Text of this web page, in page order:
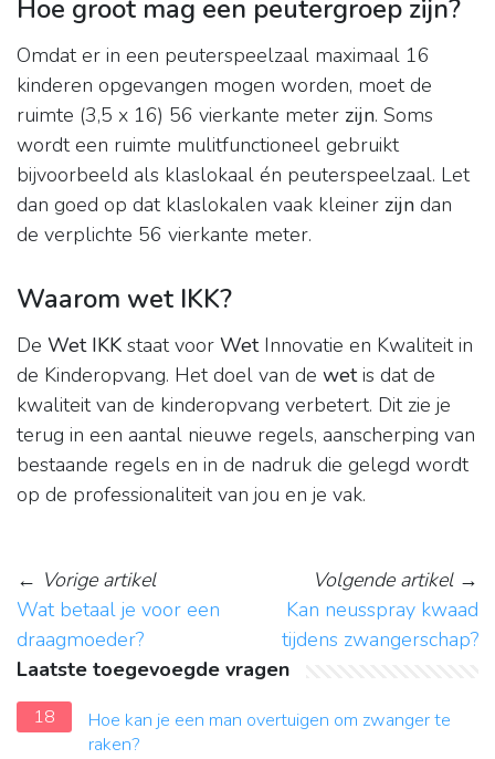
Hoe groot mag een peutergroep zijn?
Omdat er in een peuterspeelzaal maximaal 16
kinderen opgevangen mogen worden, moet de
ruimte (3,5 x 16) 56 vierkante meter zijn. Soms
wordt een ruimte mulitfunctioneel gebruikt
bijvoorbeeld als klaslokaal én peuterspeelzaal. Let
dan goed op dat klaslokalen vaak kleiner zijn dan
de verplichte 56 vierkante meter.
Waarom wet IKK?
De Wet IKK staat voor WetInnovatie en Kwaliteit in
de Kinderopvang. Het doel van de wetis dat de
kwaliteit van de kinderopvang verbetert. Dit zie je
terug in een aantal nieuwe regels, aanscherping van
bestaande regels en in de nadruk die gelegd wordt
op de professionaliteit van jou en je vak.
← Vorige artikel
Wat betaal je voor een
draagmoeder?
Volgende artikel→
Kan neusspray kwaad
tijdens zwangerschap?
Laatste toegevoegde vragen
18
Hoe kan je een man overtuigen om zwanger te
raken?